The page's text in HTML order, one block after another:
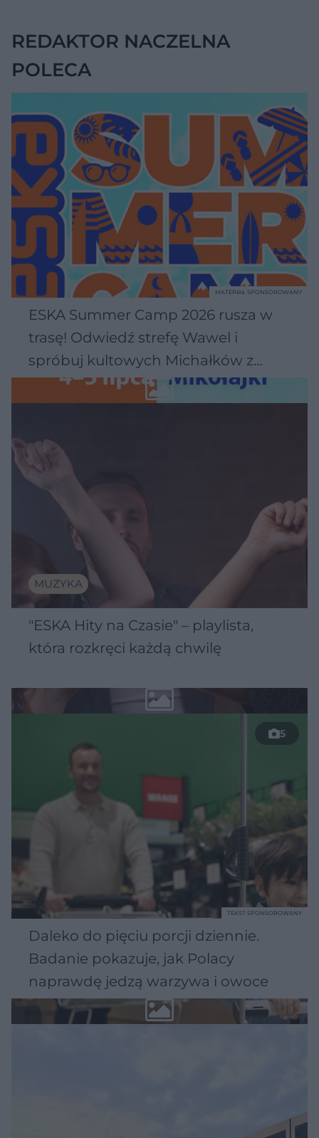
REDAKTOR NACZELNA
POLECA
ESKA Summer Camp 2026 rusza w
trasę! Odwiedź strefę Wawel i
spróbuj kultowych Michałków z
Wawelu
MATERIAŁ SPONSOROWANY
MUZYKA
"ESKA Hity na Czasie" – playlista,
która rozkręci każdą chwilę
5
Daleko do pięciu porcji dziennie.
Badanie pokazuje, jak Polacy
naprawdę jedzą warzywa i owoce
TEKST SPONSOROWANY